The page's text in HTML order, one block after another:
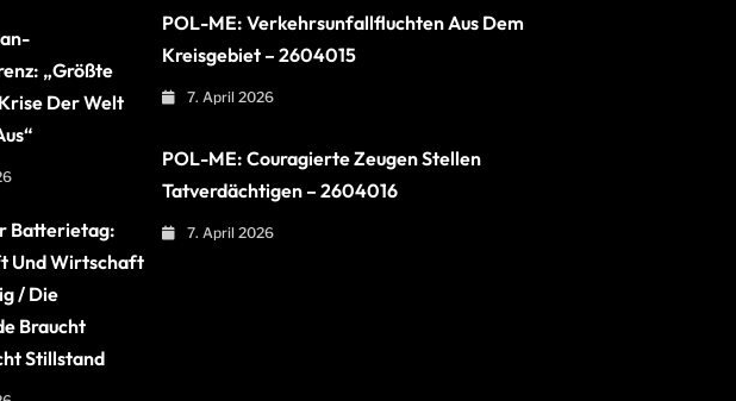
„Größte
Der Welt
Batterietag:
Und Wirtschaft
/ Die
Braucht
Stillstand
POL-ME: Verkehrsunfallfluchten Aus Dem
Kreisgebiet – 2604015
7. April 2026
POL-ME: Couragierte Zeugen Stellen
Tatverdächtigen – 2604016
7. April 2026